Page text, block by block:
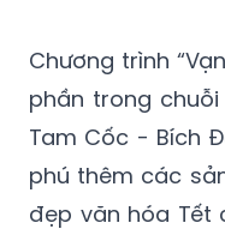
Chương trình
phần trong
Tam Cốc - Bích
phú thêm các
đẹp văn hóa Tết